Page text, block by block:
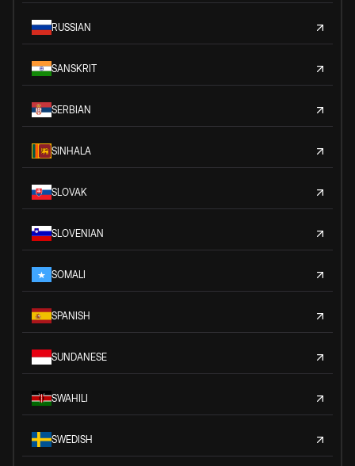
RUSSIAN
SANSKRIT
SERBIAN
SINHALA
SLOVAK
SLOVENIAN
SOMALI
SPANISH
SUNDANESE
SWAHILI
SWEDISH